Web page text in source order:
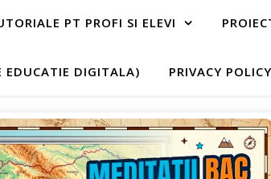
PT PROFI SI ELEVI
EDUCATIE DIGITALA) PRIVACY POLICY